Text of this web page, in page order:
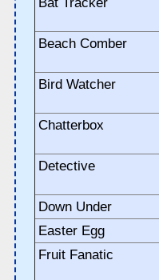
Beach Comber
Bird Watcher
Chatterbox
Detective
Down Under
Easter Egg
Fruit Fanatic